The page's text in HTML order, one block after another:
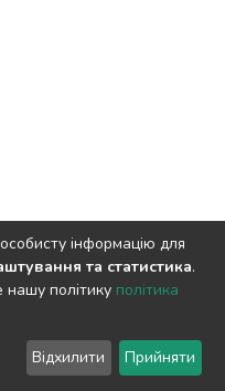
2009-2026 LYRASIS
End User Agreement
інформацію для
та статистика.
політику політика
Відхилити Прийняти